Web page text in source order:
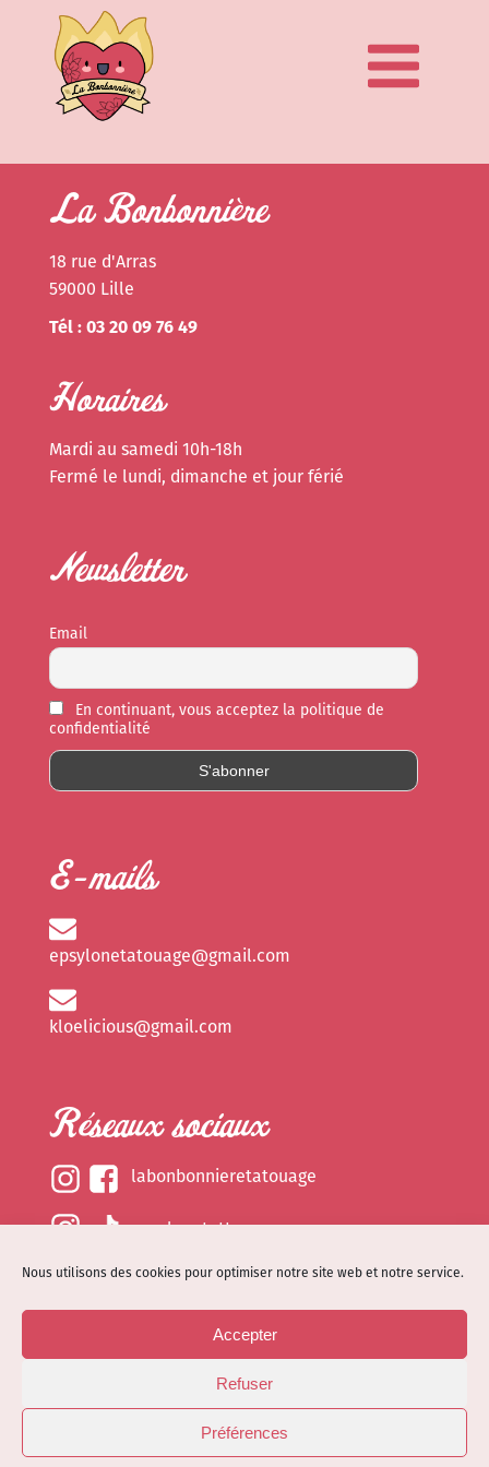
Nous utilisons des cookies pour optimiser notre site web et notre service.
Accepter
Refuser
Préférences
La Bonbonnière
18 rue d'Arras
59000 Lille
Tél : 03 20 09 76 49
Horaires
Mardi au samedi 10h-18h
Fermé le lundi, dimanche et jour férié
Newsletter
Email
En continuant, vous acceptez la politique de
confidentialité
E-mails
epsylonetatouage@gmail.com
kloelicious@gmail.com
Réseaux sociaux
labonbonnieretatouage
epsylonetattoo
kloelicious_
Mentions légales
Politique de cookies (EU)
© Site web réalisé parDénode- Illustrations par
Kloelicioustattoo tous droits réservés